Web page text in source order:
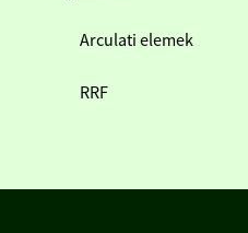
Arculati elemek
RRF